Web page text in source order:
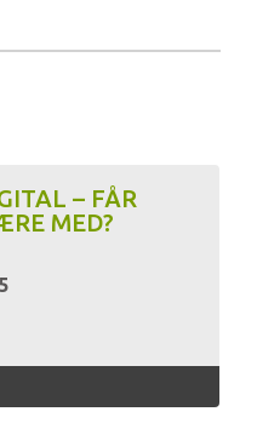
– FÅR
MED?